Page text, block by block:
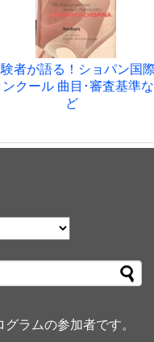
者が語る！ショパン国
ンクール 曲目･審査基準な
ど
ラムの参加者です。